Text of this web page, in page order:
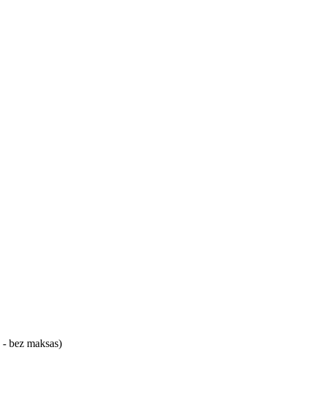
bez maksas)